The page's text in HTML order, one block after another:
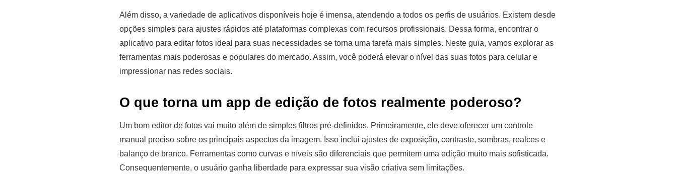
Além disso, a variedade de aplicativos disponíveis hoje é imensa, atendendo a todos os perfis de usuários. Existem desde
opções simples para ajustes rápidos até plataformas complexas com recursos profissionais. Dessa forma, encontrar o
aplicativo para editar fotos ideal para suas necessidades se torna uma tarefa mais simples. Neste guia, vamos explorar as
ferramentas mais poderosas e populares do mercado. Assim, você poderá elevar o nível das suas fotos para celular e
impressionar nas redes sociais.
O que torna um app de edição de fotos realmente poderoso?
Um bom editor de fotos vai muito além de simples filtros pré-definidos. Primeiramente, ele deve oferecer um controle
manual preciso sobre os principais aspectos da imagem. Isso inclui ajustes de exposição, contraste, sombras, realces e
balanço de branco. Ferramentas como curvas e níveis são diferenciais que permitem uma edição muito mais sofisticada.
Consequentemente, o usuário ganha liberdade para expressar sua visão criativa sem limitações.